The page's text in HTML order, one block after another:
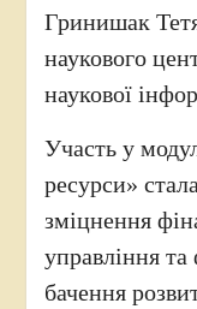
Гринишак
наукового
наукової
Участь у
ресурси»
зміцнення
управління та
бачення